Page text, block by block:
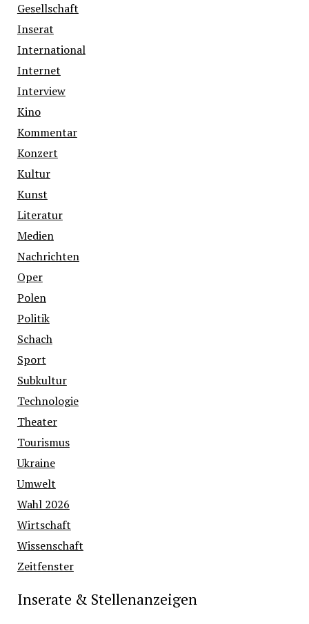
Gesellschaft
Inserat
International
Internet
Interview
Kino
Kommentar
Konzert
Kultur
Kunst
Literatur
Medien
Nachrichten
Oper
Polen
Politik
Schach
Sport
Subkultur
Technologie
Theater
Tourismus
Ukraine
Umwelt
Wahl 2026
Wirtschaft
Wissenschaft
Zeitfenster
Inserate & Stellenanzeigen